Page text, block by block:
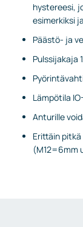
hystereesi,
esimerkiksi
Päästö- ja
Pulssijakaja
Lämpötila
Anturille
Erittäin
(M12=6mm